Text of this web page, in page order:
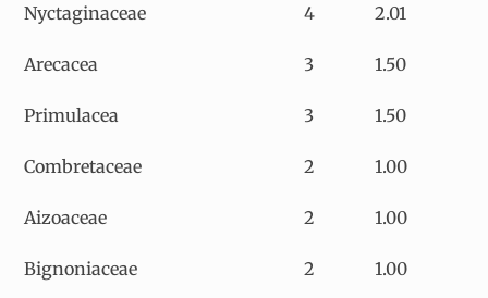
Nyctaginaceae 4 2.01
Arecacea 3 1.50
Primulacea 3 1.50
Combretaceae 2 1.00
Aizoaceae 2 1.00
Bignoniaceae 2 1.00